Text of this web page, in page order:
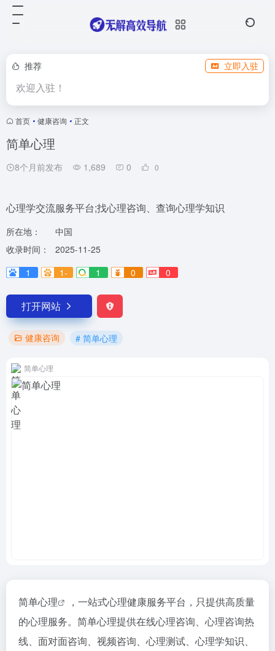
推荐 立即入驻
欢迎入驻！
首页 • 健康咨询 • 正文
简单心理
8个月前发布 1,689 0 0
心理学交流服务平台;找心理咨询、查询心理学知识
所在地：
中国
收录时间：
2025-11-25
1
1- 1 0 0
打开网站
健康咨询 # 简单心理
简单心理
简单心理
，一站式心理健康服务平台，只提供高质量
的心理服务。简单心理提供在线心理咨询、心理咨询热
线、面对面咨询、视频咨询、心理测试、心理学知识、